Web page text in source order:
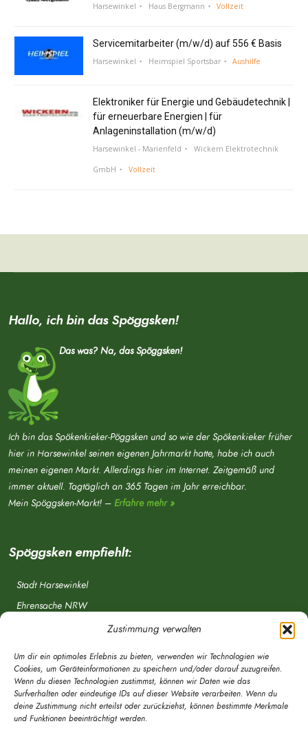
Zustimmung verwalten
Um dir ein optimales Erlebnis zu bieten, verwenden wir Technologien wie
Cookies, um Geräteinformationen zu speichern und/oder darauf zuzugreifen.
Wenn du diesen Technologien zustimmst, können wir Daten wie das
Surfverhalten oder eindeutige IDs auf dieser Website verarbeiten. Wenn du
deine Zustimmung nicht erteilst oder zurückziehst, können bestimmte Merkmale
und Funktionen beeinträchtigt werden.
Harsewinkel Haus Bergmann Vollzeit
Servicemitarbeiter (m/w/d) auf 556 € Basis
Harsewinkel Heimspiel Sportsbar Aushilfe
Elektroniker für Energie und Gebäudetechnik |
für erneuerbare Energien | für
Anlageninstallation (m/w/d)
Harsewinkel - Marienfeld Wickern Elektrotechnik
GmbH Vollzeit
Hallo, ich bin das Spöggsken!
Das was? Na, das Spöggsken!
Ich bin das Spökenkieker-Pöggsken und so wie der Spökenkieker früher
hier in Harsewinkel seinen eigenen Jahrmarkt hatte, habe ich auch
meinen eigenen Markt. Allerdings hier im Internet. Zeitgemäß und
immer aktuell. Tagtäglich an 365 Tagen im Jahr erreichbar.
Mein Spöggsken-Markt! – Erfahre mehr »
Spöggsken empfiehlt:
Stadt Harsewinkel
Ehrensache NRW
OWL Verkehr
Greffen.de
Verkehrsverein Harsewinkel e. V.